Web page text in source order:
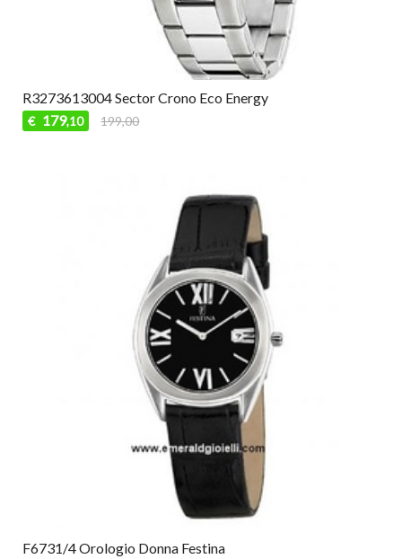
R3273613004 Sector Crono Eco Energy
€ 179,10 199,00
F6731/4 Orologio Donna Festina